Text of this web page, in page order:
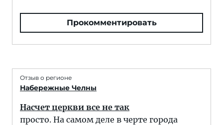
Прокомментировать
Отзыв о регионе
Набережные Челны
Насчет церкви все не так
просто. На самом деле в черте города